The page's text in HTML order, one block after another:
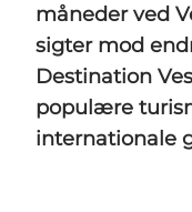
måneder ved
sigter mod
Destination
populære
internationale